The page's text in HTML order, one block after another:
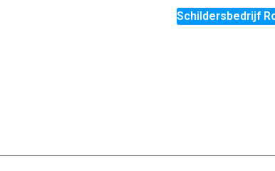
Schildersbedrijf